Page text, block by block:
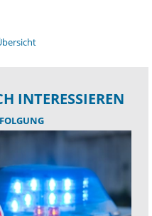
INTERESSIEREN